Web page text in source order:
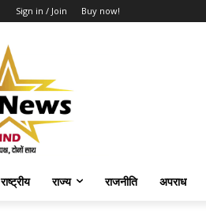
Sign in / Join Buy now!
राष्ट्रीय राज्य राजनीति अपराध